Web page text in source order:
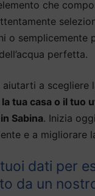
che
o semplicemente
perfetta.
aiutarti a scegliere
tua casa o il tuo
Sabina. Inizia
e a migliorare
dati per
da un